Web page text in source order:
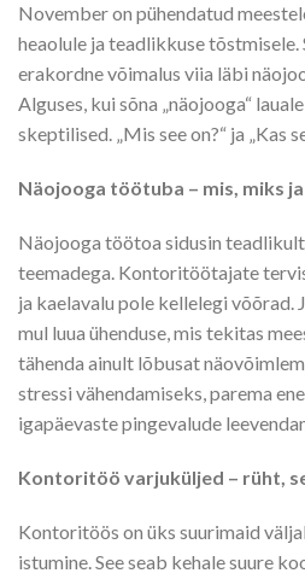
November on pühendatud
heaolule ja teadlikkuse tõstmisele.
erakordne võimalus viia läbi
Alguses, kui sõna „näojooga“
skeptilised. „Mis see on?“ ja „Kas
Näojooga töötuba – mis, miks
Näojooga töötoa sidusin
teemadega. Kontoritöötajate
ja kaelavalu pole kellelegi võõrad.
mul luua ühenduse, mis tekitas
tähenda ainult lõbusat
stressi vähendamiseks, parema
igapäevaste pingevalude
Kontoritöö varjuküljed – rüht,
Kontoritöös on üks suurimaid
istumine. See seab kehale suure